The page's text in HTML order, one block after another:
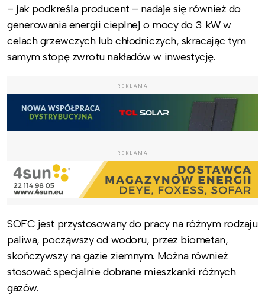
– jak podkreśla producent – nadaje się również do
generowania energii cieplnej o mocy do 3 kW w
celach grzewczych lub chłodniczych, skracając tym
samym stopę zwrotu nakładów w inwestycję.
REKLAMA
REKLAMA
SOFC jest przystosowany do pracy na różnym rodzaju
paliwa, począwszy od wodoru, przez biometan,
skończywszy na gazie ziemnym. Można również
stosować specjalnie dobrane mieszkanki różnych
gazów.